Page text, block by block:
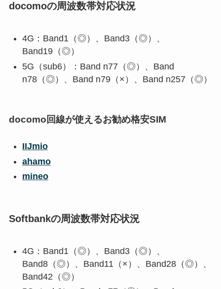
docomoの周波数帯対応状況
4G：Band1（◎）、Band3（◎）、
Band19（◎）
5G（sub6）：Band n77（◎）、Band
n78（◎）、Band n79（×）、Band n257（◎）
docomo回線が使えるお勧め格安SIM
IIJmio
ahamo
mineo
Softbankの周波数帯対応状況
4G：Band1（◎）、Band3（◎）、
Band8（◎）、Band11（×）、Band28（◎）、
Band42（◎）